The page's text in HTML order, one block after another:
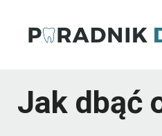
Jak dbąć